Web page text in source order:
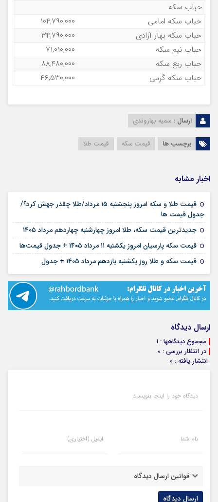
حباب سکه
حباب سکه امامی
۱۰۴,۷۹۰,۰۰۰
حباب سکه بهار آزادی
۳۴,۷۹۰,۰۰۰
حباب نیم سکه
۷۱,۰۱۰,۰۰۰
حباب ربع سکه
۸۸,۴۸۰,۰۰۰
حباب سکه گرمی
۴۶,۵۳۰,۰۰۰
ارسال : سمیه بهاروندی
برچسب ها قیمت سکه قیمت طلا
اخبار مشابه
قیمت طلا و سکه امروز پنجشنبه ۱۵ مرداد/طلا چقدر جهش کرد؟/
جدول قیمت ها
جدیدترین قیمت سکه، طلا امروز چهارشنبه چهاردهم مرداد ۱۴۰۵
قیمت سکه پارسیان امروز یکشنبه ۱۱ مرداد ۱۴۰۵ + جدول قیمت‌ها
قیمت سکه و طلا روز یکشنبه یازدهم مرداد ۱۴۰۵ + جدول
ارسال دیدگاه
مجموع دیدگاهها : 1
در انتظار بررسی : 0
انتشار یافته : 0
دیدگاه خود را اینجا بنویسید
نام شما ایمیل (اختیاری)
قوانین ارسال دیدگاه